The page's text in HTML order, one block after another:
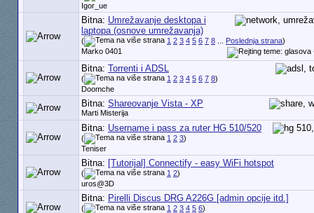
Igor_ue
Bitna: Umrežavanje desktopa i
laptopa (osnove umrežavanja)
( 1 2 3 4 5 6 7 8... Poslednja strana)
Marko 0401
Bitna: Torrenti i ADSL
( 1 2 3 4 5 6 7 8)
Doomche
Bitna: Shareovanje Vista - XP
Marti Misterija
Bitna: Username i pass za ruter HG 510/520
( 1 2 3)
Teniser
Bitna: [Tutorijal] Connectify - easy WiFi hotspot
( 1 2)
uros@3D
Bitna: Pirelli Discus DRG A226G [admin opcije itd.]
( 1 2 3 4 5 6)